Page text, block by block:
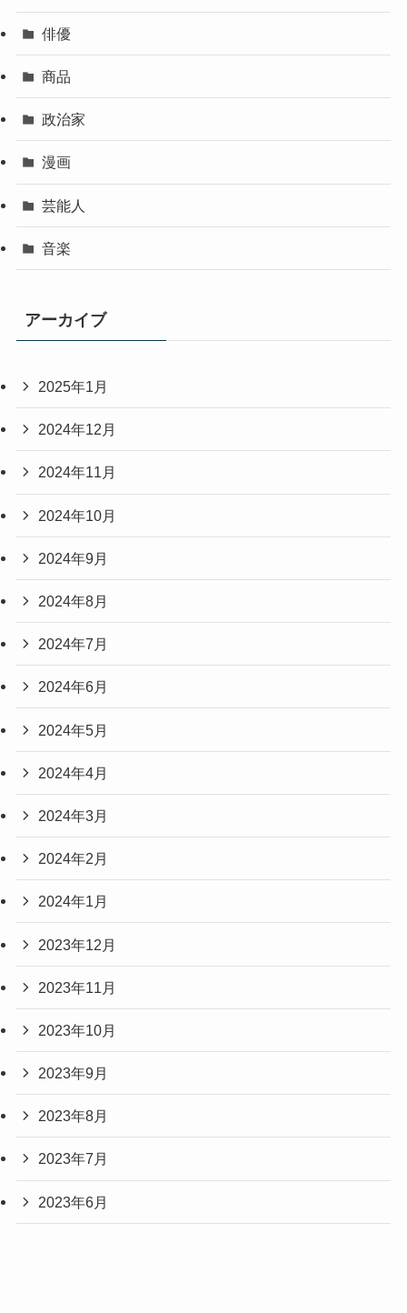
俳優
商品
政治家
漫画
芸能人
音楽
アーカイブ
2025年1月
2024年12月
2024年11月
2024年10月
2024年9月
2024年8月
2024年7月
2024年6月
2024年5月
2024年4月
2024年3月
2024年2月
2024年1月
2023年12月
2023年11月
2023年10月
2023年9月
2023年8月
2023年7月
2023年6月